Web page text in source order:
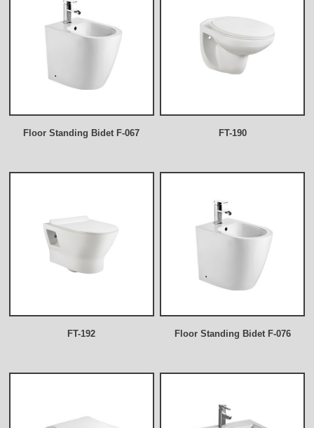
Floor Standing Bidet F-067 FT-190
FT-192 Floor Standing Bidet F-076